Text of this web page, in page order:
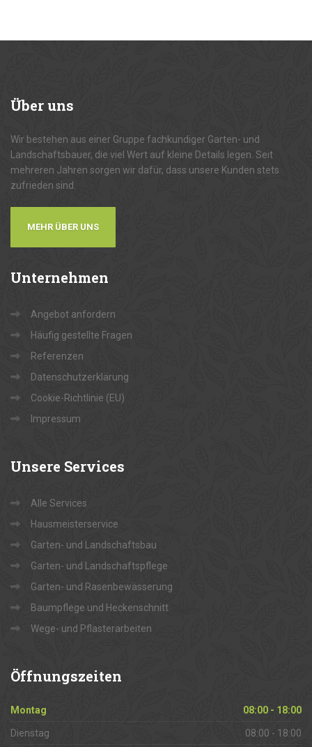
Überuns
Wir bestehen aus einer Gruppe fachkundiger Garten- und
Landschaftsbauer, die viel Wert auf kleine Details legen. Seit
mehreren Jahren sorgen wir dafür, dass unsere Kunden stets
zufrieden sind.
MEHR ÜBER UNS
Unternehmen
Angebot anfordern
Häufig gestellte Fragen
Referenzen
Datenschutzerklärung
Cookie-Richtlinie (EU)
Impressum
Unsere Services
Alle Services
Hausmeisterservice
Garten- und Landschaftsbau
Garten- und Landschaftspflege
Garten- und Rasenbewässerung
Baumpflege und Heckenschnitt
Wege- und Pflasterarbeiten
Öffnungszeiten
Montag 08:00 - 18:00
Dienstag 08:00 - 18:00